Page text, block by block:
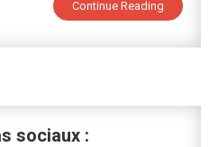
Continue Reading
sociaux :